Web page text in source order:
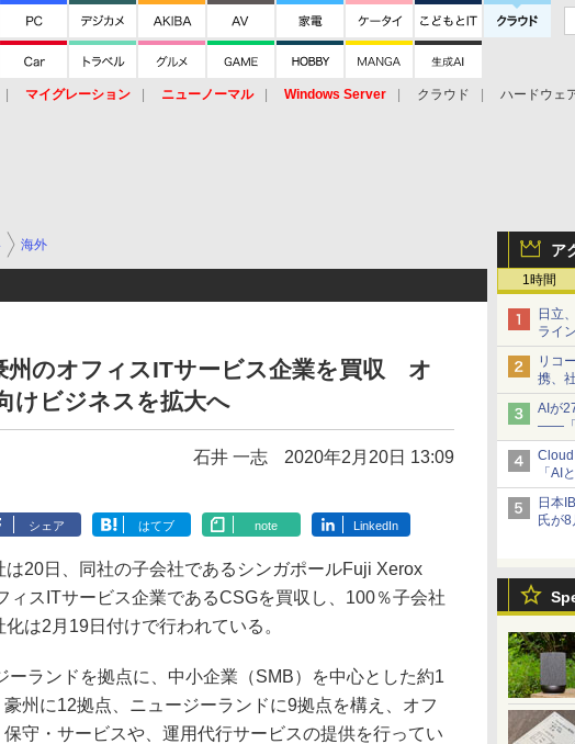
マイグレーション ニューノーマル Windows Server クラウド ハードウェ
ア
1時間
日立
ライ
リコ
携、
商談
AIが
――「
キュ
Cloud
「AI
用の
日本
氏が
海外
州のオフィスITサービス企業を買収 オ
けビジネスを拡大へ
石井 一志 2020年2月20日 13:09
シェア はてブ note LinkedIn
20日、同社の子会社であるシンガポールFuji Xerox
ィスITサービス企業であるCSGを買収し、100％子会社
は2月19日付けで行われている。
ランドを拠点に、中小企業（SMB）を中心とした約1
州に12拠点、ニュージーランドに9拠点を構え、オフ
守・サービスや、運用代行サービスの提供を行ってい